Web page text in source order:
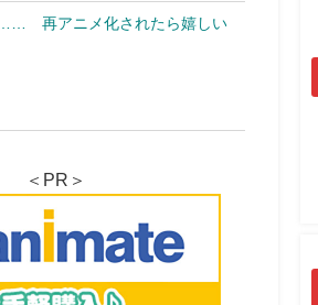
…… 再アニメ化されたら嬉しい
＜PR＞